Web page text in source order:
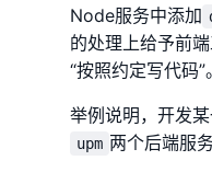
Node服务中添加
的处理上给予前
“按照约定写代码”。
举例说明，开发
upm 两个后端服